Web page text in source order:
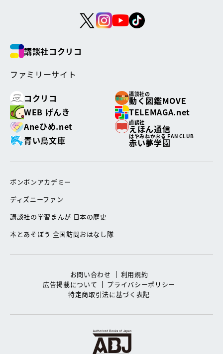
講談社コクリコ
ファミリーサイト
コクリコ
講談社の
動く図鑑MOVE
WEB げんき
TELEMAGA.net
Aneひめ.net
講談社
えほん通信
青い鳥文庫
はやみねかおる FAN CLUB
赤い夢学園
ボンボンアカデミー
ディズニーファン
講談社の学習まんが 日本の歴史
本とあそぼう 全国訪問おはなし隊
お問い合わせ
利用規約
広告掲載について
プライバシーポリシー
特定商取引法に基づく表記